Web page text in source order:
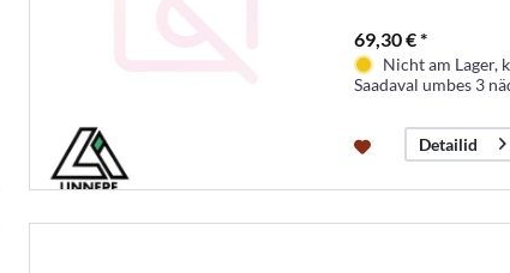
69,30 € *
Nicht am Lager,
Saadaval umbes 3
Detailid